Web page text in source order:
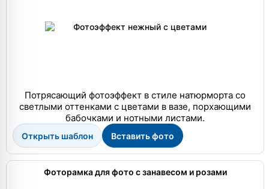
Потрясающий фотоэффект в стиле натюрморта со
светлыми оттенками с цветами в вазе, порхающими
бабочками и нотными листами.
Открыть шаблон Вставить фото
Фоторамка для фото с занавесом и розами